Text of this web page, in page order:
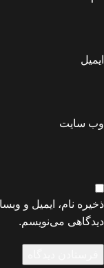
ایمیل
وب‌ سایت
ذخیره نام، ایمیل و
دیدگاهی می‌نویسم.